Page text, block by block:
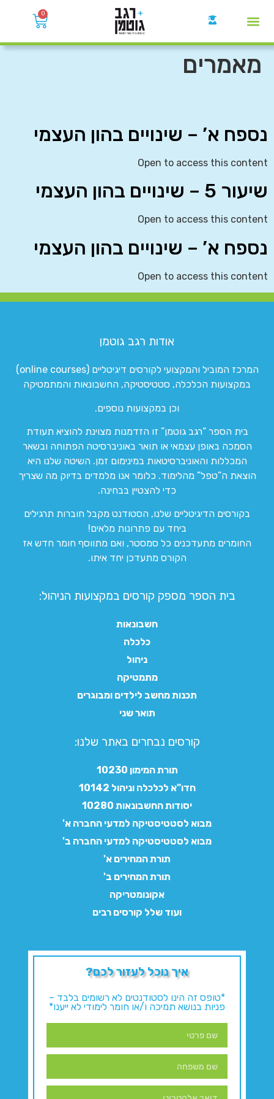
0
מאמרים
נספח א’ – שינויים בהון העצמי
Open to access this content
שיעור 5 – שינויים בהון העצמי
Open to access this content
נספח א’ – שינויים בהון העצמי
Open to access this content
אודות רגב גוטמן
המרכז המוביל והמקצועי לקורסים דיגיטליים (online courses)
במקצועות הכלכלה, סטטיסטיקה, החשבונאות והמתמטיקה
וכן במקצועות נוספים.
בית הספר “רגב גוטמן” זו הזדמנות מצוינת להוציא תעודת
הסמכה באופן עצמאי או תואר באוניברסיטה הפתוחה ובשאר
המכללות והאוניברסיטאות במינימום זמן. השיטה שלנו היא
הוצאת ה”טפל” מהלימוד. כלומר אנו מלמדים בדיוק מה שצריך
כדי להצטיין בבחינה.
בקורסים הדיגיטליים שלנו, הסטודנט מקבל חוברות תרגילים
ביחד עם פתרונות מלאים!
החומרים מתעדכנים כל סמסטר, ואם מתווסף חומר חדש אז
הקורס מתעדכן יחד איתו.
בית הספר מספק קורסים במקצועות הניהול:
חשבונאות
כלכלה
ניהול
מתמטיקה
תכנות מחשב לילדים ומבוגרים
תואר שני
קורסים נבחרים באתר שלנו:​
תורת המימון 10230
חדו"א לכלכלה וניהול 10142
יסודות החשבונאות 10280
מבוא לסטטיסטיקה למדעי החברה א'
מבוא לסטטיסטיקה למדעי החברה ב'
תורת המחירים א'
תורת המחירים ב'
אקונומטריקה
ועוד שלל קורסים רבים
איך נוכל לעזור לכם?
*טופס זה הינו לסטודנטים לא רשומים בלבד –
פניות בנושא תמיכה ו/או חומר לימודי לא ייענו*